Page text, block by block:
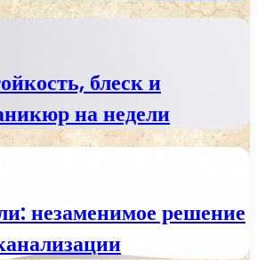
блеск и
на недели
незаменимое решение